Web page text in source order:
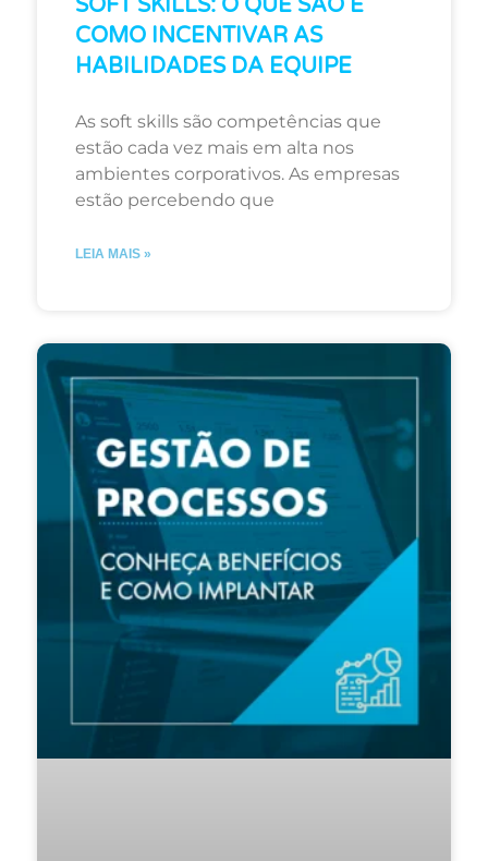
SOFT SKILLS: O QUE SÃO E
COMO INCENTIVAR AS
HABILIDADES DA EQUIPE
As soft skills são competências que
estão cada vez mais em alta nos
ambientes corporativos. As empresas
estão percebendo que
LEIA MAIS »